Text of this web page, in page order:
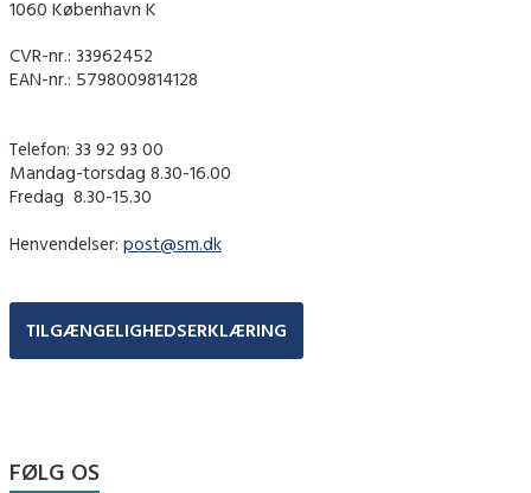
1060 København K
CVR-nr.: 33962452
EAN-nr.: 5798009814128
Telefon: 33 92 93 00
Mandag-torsdag 8.30-16.00
Fredag ​ 8.30-15.30
Henvendelser: post@sm.dk
TILGÆNGELIGHEDSERKLÆRING
FØLG OS